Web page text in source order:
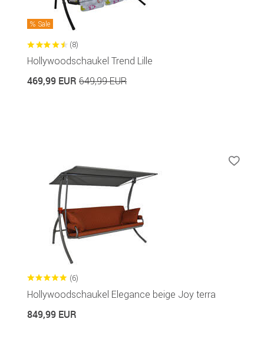
Sale
(8)
Hollywoodschaukel Trend Lille
469,99 EUR 649,99 EUR
(6)
Hollywoodschaukel Elegance beige Joy terra
849,99 EUR